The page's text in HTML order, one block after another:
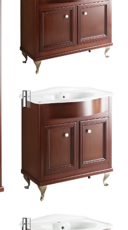
Caprigo Porto
Caprigo Porto